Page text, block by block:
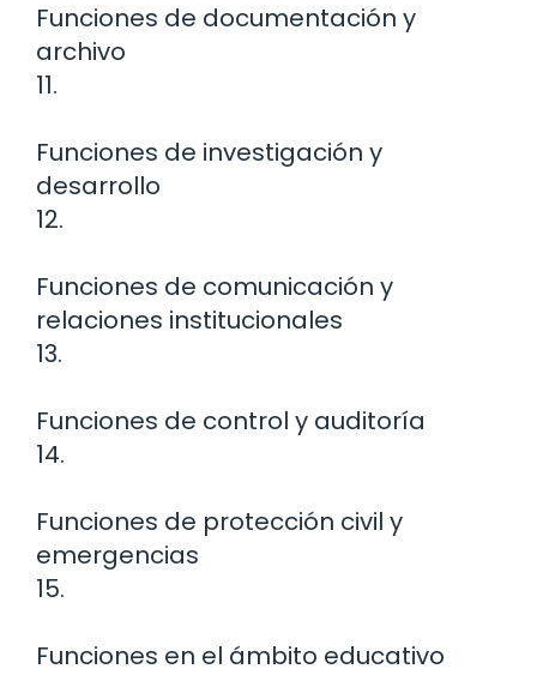
Funciones de documentación y
archivo
11.
Funciones de investigación y
desarrollo
12.
Funciones de comunicación y
relaciones institucionales
13.
Funciones de control y auditoría
14.
Funciones de protección civil y
emergencias
15.
Funciones en el ámbito educativo